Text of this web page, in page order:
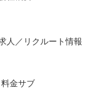
人／リクルート情報
料金サブ